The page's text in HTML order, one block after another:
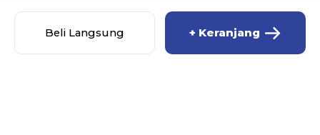
Beli Langsung + Keranjang